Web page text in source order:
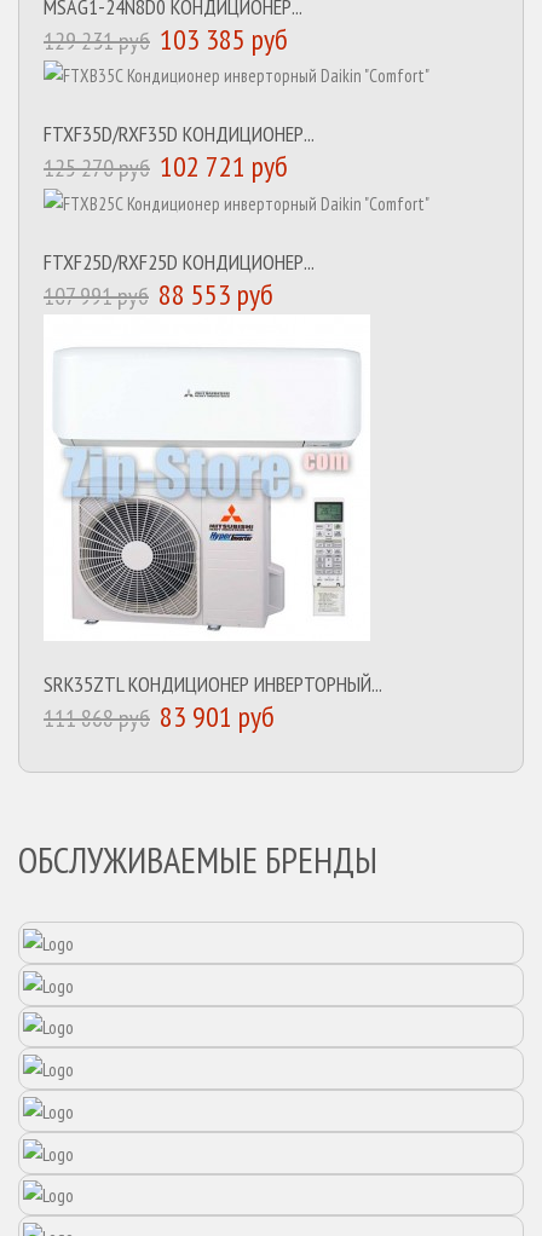
MSAG1-24N8D0 КОНДИЦИОНЕР...
129 231 руб 103 385 руб
FTXF35D/RXF35D КОНДИЦИОНЕР...
125 270 руб 102 721 руб
FTXF25D/RXF25D КОНДИЦИОНЕР...
107 991 руб 88 553 руб
SRK35ZTL КОНДИЦИОНЕР ИНВЕРТОРНЫЙ...
111 868 руб 83 901 руб
ОБСЛУЖИВАЕМЫЕ БРЕНДЫ